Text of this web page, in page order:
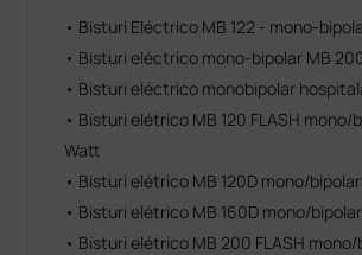
• Bisturi Eléctrico MB 122 -
• Bisturi eléctrico monobipolar
• Bisturi elétrico MB 120 FLASH mono/
Watt
• Bisturi elétrico MB 120D mono/
• Bisturi elétrico MB 160D mono/
• Bisturi elétrico MB 200 FLASH